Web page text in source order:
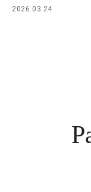
2026.03.24